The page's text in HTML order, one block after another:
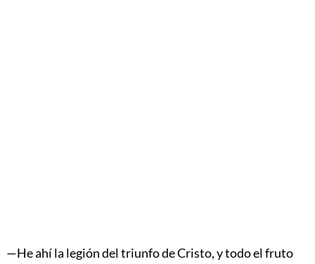
—He ahí la legión del triunfo de Cristo, y todo el fruto